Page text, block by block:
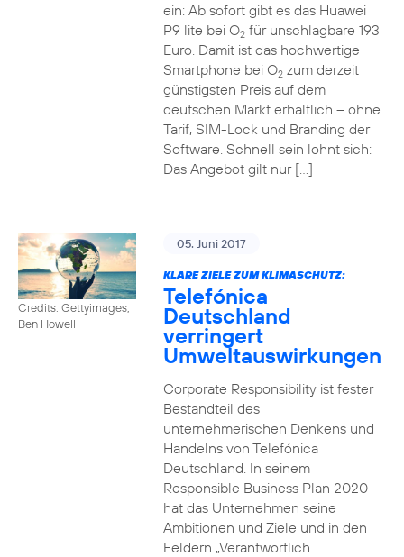
ein: Ab sofort gibt es das Huawei
P9 lite bei O2für unschlagbare 193
Euro. Damit ist das hochwertige
Smartphone bei O2zum derzeit
günstigsten Preis auf dem
deutschen Markt erhältlich – ohne
Tarif, SIM-Lock und Branding der
Software. Schnell sein lohnt sich:
Das Angebot gilt nur […]
Credits: Gettyimages,
Ben Howell
05. Juni 2017
KLARE ZIELE ZUM KLIMASCHUTZ:
Telefónica
Deutschland
verringert
Umweltauswirkungen
Corporate Responsibility ist fester
Bestandteil des
unternehmerischen Denkens und
Handelns von Telefónica
Deutschland. In seinem
Responsible Business Plan 2020
hat das Unternehmen seine
Ambitionen und Ziele und in den
Feldern „Verantwortlich